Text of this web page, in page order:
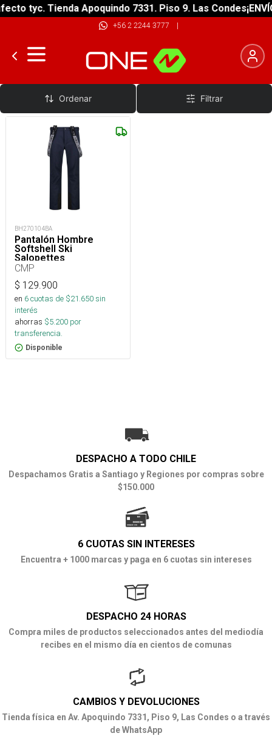
tyc. Tienda Apoquindo 7331. Piso 9. Las Condes
+56 2 2244 3777 |
Pantalón De Nieve
Ordenar Filtrar
BH270104BA
Pantalón Hombre
Softshell Ski
Salopettes
CMP
$ 129.900
en 6cuotas de $21.650sin
interés
ahorras $5.200 por
transferencia.
Disponible
DESPACHO A TODO CHILE
Despachamos Gratis a Santiago y Regiones por compras sobre
$150.000
6 CUOTAS SIN INTERESES
Encuentra + 1000 marcas y paga en 6 cuotas sin intereses
DESPACHO 24 HORAS
Compra miles de productos seleccionados antes del mediodía
recibes en el mismo día en cientos de comunas
CAMBIOS Y DEVOLUCIONES
Tienda física en Av. Apoquindo 7331, Piso 9, Las Condes o a través
de WhatsApp